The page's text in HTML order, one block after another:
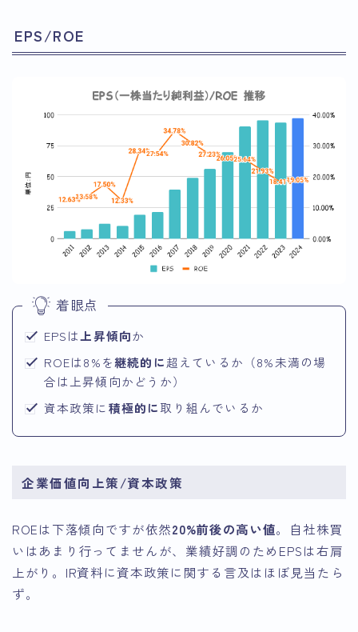
EPS/ROE
着眼点
EPSは上昇傾向か
ROEは8%を継続的に超えているか（8%未満の場
合は上昇傾向かどうか）
資本政策に積極的に取り組んでいるか
企業価値向上策/資本政策
ROEは下落傾向ですが依然20%前後の高い値。自社株買
いはあまり行ってませんが、業績好調のためEPSは右肩
上がり。IR資料に資本政策に関する言及はほぼ見当たら
ず。